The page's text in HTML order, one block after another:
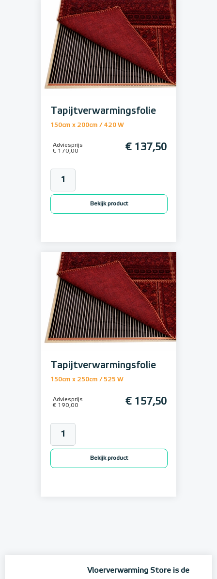
Tapijtverwarmingsfolie
150cm x 200cm / 420 W
Adviesprijs
€ 170,00
€ 137,50
Bekijk product
Tapijtverwarmingsfolie
150cm x 250cm / 525 W
Adviesprijs
€ 190,00
€ 157,50
Bekijk product
Vloerverwarming Store is de